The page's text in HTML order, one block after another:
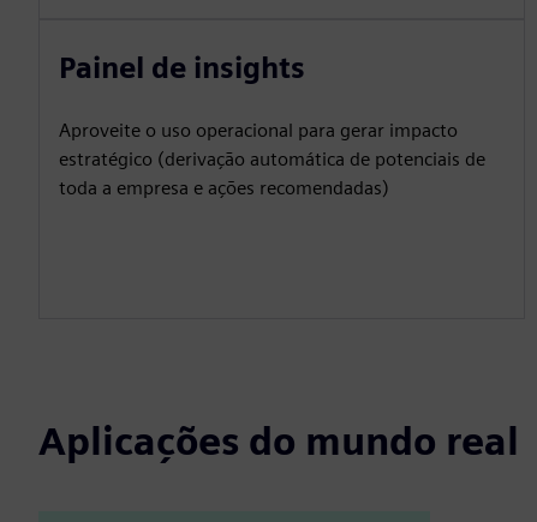
Painel de insights
Aproveite o uso operacional para gerar impacto
estratégico (derivação automática de potenciais de
toda a empresa e ações recomendadas)
Aplicações do mundo real